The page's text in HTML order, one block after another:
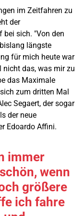
im Zeitfahren zu
der
bei sich. "Von den
längste
für mich heute war
nicht das, was mir zu
das Maximale
zum dritten Mal
Segaert, der sogar
der neue
Edoardo Affini.
immer
wenn
größere
ich fahre